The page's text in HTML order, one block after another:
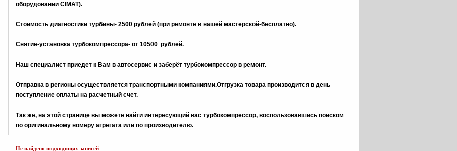
оборудовании CIMAT).
Стоимость диагностики турбины- 2500 рублей (при ремонте в нашей мастерской-бесплатно).
Снятие-установка турбокомпрессора- от 10500 рублей.
Наш специалист приедет к Вам в автосервис и заберёт турбокомпрессор в ремонт.
Отправка в регионы осуществляется транспортными компаниями.Отгрузка товара производится в день
поступление оплаты на расчетный счет.
Tак же, на этой странице вы можете найти интересующий вас турбокомпрессор, воспользовавшись поиском
по оригинальному номеру агрегата или по производителю.
Не найдено подходящих записей